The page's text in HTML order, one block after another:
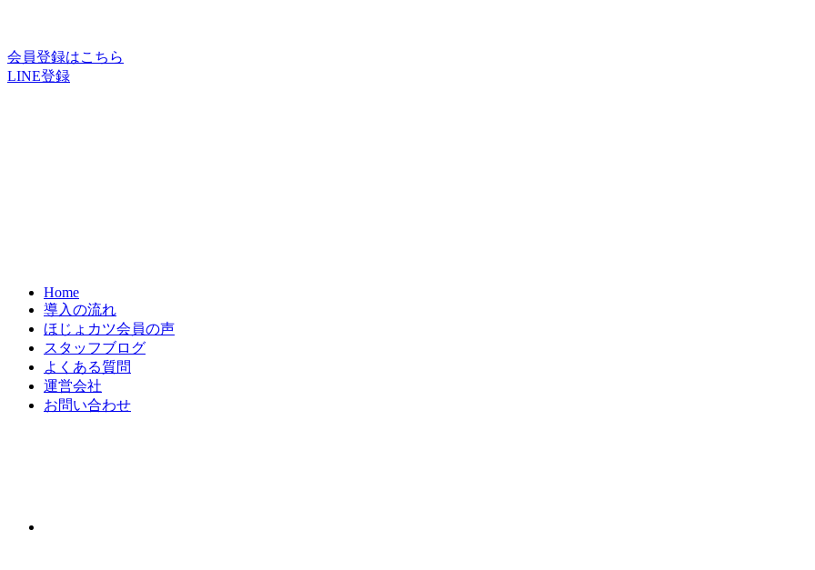
会員登録はこちら
LINE登録
Home
導入の流れ
ほじょカツ会員の声
スタッフブログ
よくある質問
運営会社
お問い合わせ